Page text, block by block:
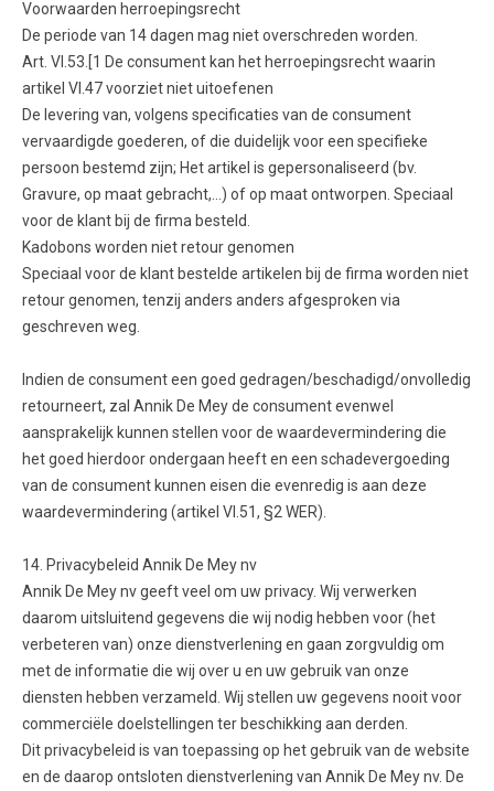
Voorwaarden herroepingsrecht
De periode van 14 dagen mag niet overschreden worden.
Art. VI.53.[1 De consument kan het herroepingsrecht waarin
artikel VI.47 voorziet niet uitoefenen
De levering van, volgens specificaties van de consument
vervaardigde goederen, of die duidelijk voor een specifieke
persoon bestemd zijn; Het artikel is gepersonaliseerd (bv.
Gravure, op maat gebracht,…) of op maat ontworpen. Speciaal
voor de klant bij de firma besteld.
Kadobons worden niet retour genomen
Speciaal voor de klant bestelde artikelen bij de firma worden niet
retour genomen, tenzij anders anders afgesproken via
geschreven weg.
Indien de consument een goed gedragen/beschadigd/onvolledig
retourneert, zal Annik De Mey de consument evenwel
aansprakelijk kunnen stellen voor de waardevermindering die
het goed hierdoor ondergaan heeft en een schadevergoeding
van de consument kunnen eisen die evenredig is aan deze
waardevermindering (artikel VI.51, §2 WER).
14. Privacybeleid Annik De Mey nv
Annik De Mey nv geeft veel om uw privacy. Wij verwerken
daarom uitsluitend gegevens die wij nodig hebben voor (het
verbeteren van) onze dienstverlening en gaan zorgvuldig om
met de informatie die wij over u en uw gebruik van onze
diensten hebben verzameld. Wij stellen uw gegevens nooit voor
commerciële doelstellingen ter beschikking aan derden.
Dit privacybeleid is van toepassing op het gebruik van de website
en de daarop ontsloten dienstverlening van Annik De Mey nv. De